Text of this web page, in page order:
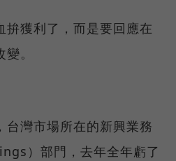
拚獲利了，而是要回應在
。
台灣市場所在的新興業務
）部門，去年全年虧了